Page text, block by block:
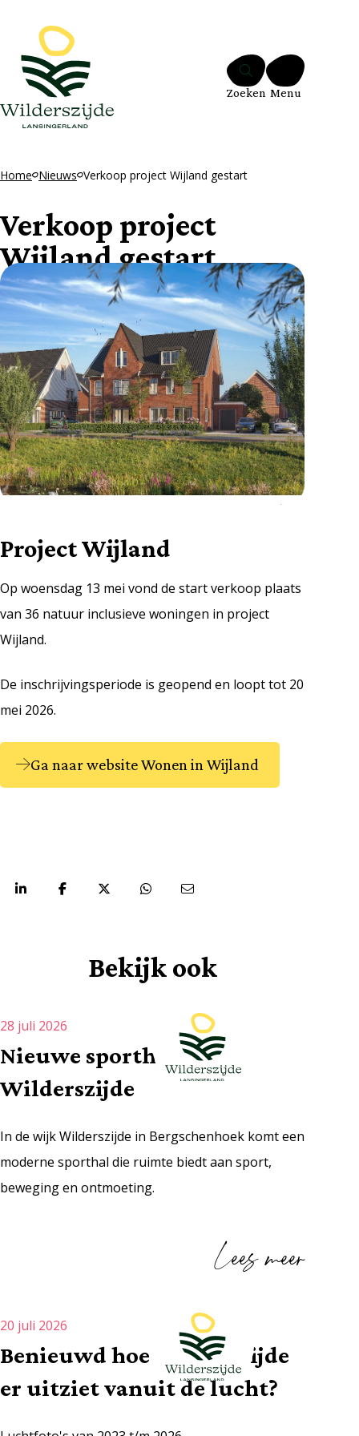
Ga naar de inhoud
Zoeken Menu
Home Nieuws Verkoop project Wijland gestart
Verkoop project
Wijland gestart
19 mei 2026
Project Wijland
Op woensdag 13 mei vond de start verkoop plaats
van 36 natuur inclusieve woningen in project
Wijland.
De inschrijvingsperiode is geopend en loopt tot 20
mei 2026.
Ga naar website Wonen in Wijland
Bekijk ook
Nieuwe sporthal
Wilderszijde
28 juli 2026
In de wijk Wilderszijde in Bergschenhoek komt een
moderne sporthal die ruimte biedt aan sport,
beweging en ontmoeting.
Lees meer
Benieuwd hoe Wilderszijde
er uitziet vanuit de lucht?
20 juli 2026